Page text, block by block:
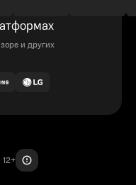
и других